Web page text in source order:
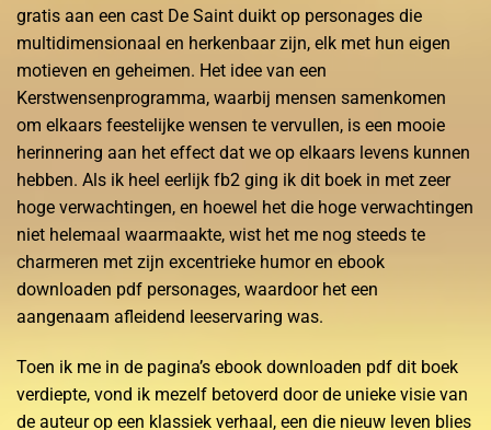
gratis aan een cast De Saint duikt op personages die
multidimensionaal en herkenbaar zijn, elk met hun eigen
motieven en geheimen. Het idee van een
Kerstwensenprogramma, waarbij mensen samenkomen
om elkaars feestelijke wensen te vervullen, is een mooie
herinnering aan het effect dat we op elkaars levens kunnen
hebben. Als ik heel eerlijk fb2 ging ik dit boek in met zeer
hoge verwachtingen, en hoewel het die hoge verwachtingen
niet helemaal waarmaakte, wist het me nog steeds te
charmeren met zijn excentrieke humor en ebook
downloaden pdf personages, waardoor het een
aangenaam afleidend leeservaring was.
Toen ik me in de pagina’s ebook downloaden pdf dit boek
verdiepte, vond ik mezelf betoverd door de unieke visie van
de auteur op een klassiek verhaal, een die nieuw leven blies